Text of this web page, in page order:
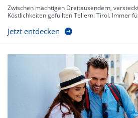
Zwischen mächtigen Dreitausendern,
Köstlichkeiten gefüllten Tellern: Tirol. Immer
Jetzt entdecken